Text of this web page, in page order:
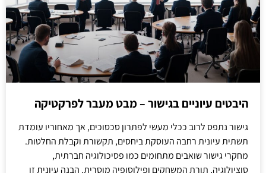
היבטים עיוניים בגישור – מבט מעבר לפרקטיקה
גישור נתפס לרוב ככלי מעשי לפתרון סכסוכים, אך מאחוריו עומדת
תשתית עיונית רחבה העוסקת ביחסים, תקשורת וקבלת החלטות.
מחקרי גישור שואבים מתחומים כמו פסיכולוגיה חברתית,
סוציולוגיה, תורת המשחקים ופילוסופיה מוסרית. הבנה עיונית זו